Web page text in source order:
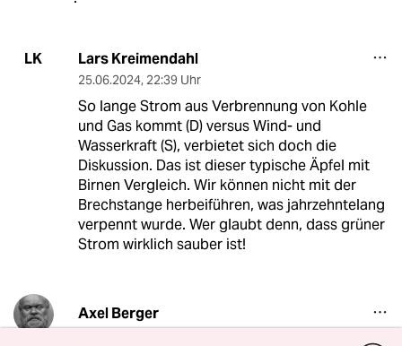
LK Lars Kreimendahl
25.06.2024, 22:39 Uhr
So lange Strom aus Verbrennung von Kohle
und Gas kommt (D) versus Wind- und
Wasserkraft (S), verbietet sich doch die
Diskussion. Das ist dieser typische Äpfel mit
Birnen Vergleich. Wir können nicht mit der
Brechstange herbeiführen, was jahrzehntelang
verpennt wurde. Wer glaubt denn, dass grüner
Strom wirklich sauber ist!
Axel Berger